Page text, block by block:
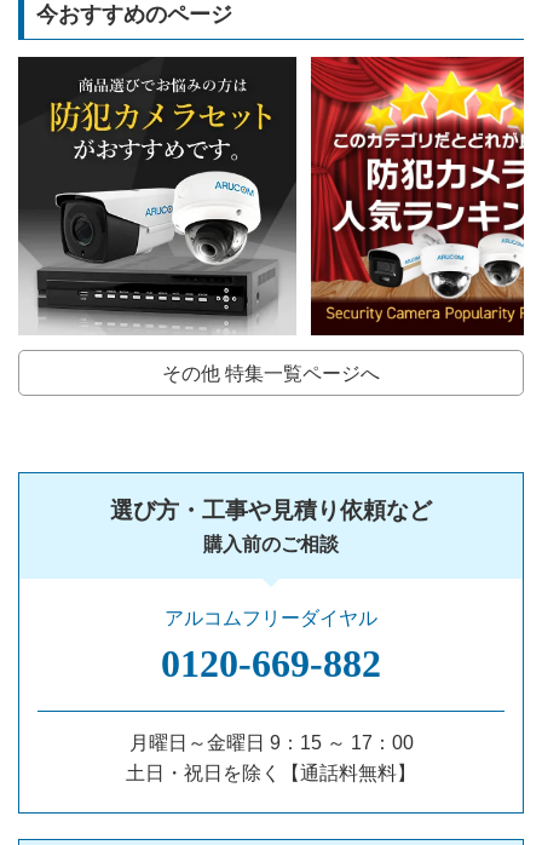
今おすすめのページ
その他 特集一覧ページへ
選び方・工事や見積り依頼など
購入前のご相談
アルコムフリーダイヤル
0120‐669‐882
月曜日～金曜日 9：15 ～ 17：00
土日・祝日を除く【通話料無料】